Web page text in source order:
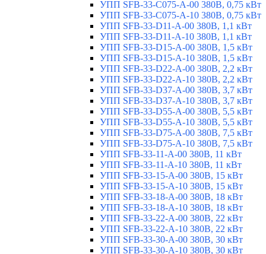
УПП SFB-33-C075-A-00 380В, 0,75 кВт
УПП SFB-33-C075-A-10 380В, 0,75 кВт
УПП SFB-33-D11-A-00 380В, 1,1 кВт
УПП SFB-33-D11-A-10 380В, 1,1 кВт
УПП SFB-33-D15-A-00 380В, 1,5 кВт
УПП SFB-33-D15-A-10 380В, 1,5 кВт
УПП SFB-33-D22-A-00 380В, 2,2 кВт
УПП SFB-33-D22-A-10 380В, 2,2 кВт
УПП SFB-33-D37-A-00 380В, 3,7 кВт
УПП SFB-33-D37-A-10 380В, 3,7 кВт
УПП SFB-33-D55-A-00 380В, 5,5 кВт
УПП SFB-33-D55-A-10 380В, 5,5 кВт
УПП SFB-33-D75-A-00 380В, 7,5 кВт
УПП SFB-33-D75-A-10 380В, 7,5 кВт
УПП SFB-33-11-A-00 380В, 11 кВт
УПП SFB-33-11-A-10 380В, 11 кВт
УПП SFB-33-15-A-00 380В, 15 кВт
УПП SFB-33-15-A-10 380В, 15 кВт
УПП SFB-33-18-A-00 380В, 18 кВт
УПП SFB-33-18-A-10 380В, 18 кВт
УПП SFB-33-22-A-00 380В, 22 кВт
УПП SFB-33-22-A-10 380В, 22 кВт
УПП SFB-33-30-A-00 380В, 30 кВт
УПП SFB-33-30-A-10 380В, 30 кВт